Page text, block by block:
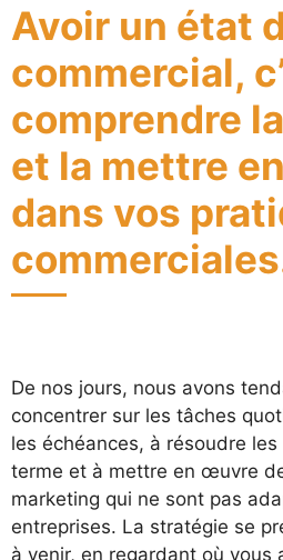
Avoir un état
commercial,
comprendre
et la mettre
dans vos
De nos jours, nous avons
concentrer sur les tâches
les échéances, à résoudre
terme et à mettre en œuvre
marketing qui ne sont pas
entreprises. La stratégie se
à venir, en regardant où vous